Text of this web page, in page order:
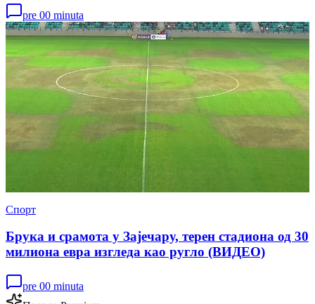
pre 00 minuta
Спорт
Брука и срамота у Зајечару, терен стадиона од 30
милиона евра изгледа као ругло (ВИДЕО)
pre 00 minuta